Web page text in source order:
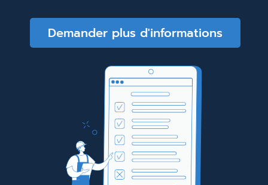
Demander plus d'informations